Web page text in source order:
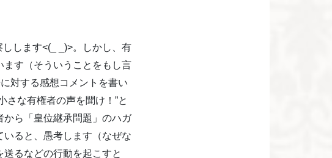
します<(_ _)>。しかし、有
す（そういうことをもし言
対する感想コメントを書い
さな有権者の声を聞け！”と
ら「皇位継承問題」のハガ
ると、愚考します（なぜな
るなどの行動を起こすと